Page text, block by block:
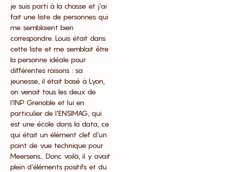
je suis parti à la chasse et j’ai
fait une liste de personnes qui
me semblaient bien
correspondre. Louis était dans
cette liste et me semblait être
la personne idéale pour
différentes raisons : sa
jeunesse, il était basé à Lyon,
on venait tous les deux de
l’INP Grenoble et lui en
particulier de l’ENSIMAG, qui
est une école dans la data, ce
qui était un élément clef d’un
point de vue technique pour
Meersens… Donc voilà, il y avait
plein d’éléments positifs et du